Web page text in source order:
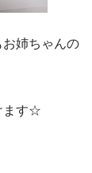
姉ちゃんの
ます☆